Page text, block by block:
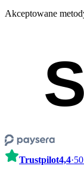
Akceptowane
Trustpilot4,4·